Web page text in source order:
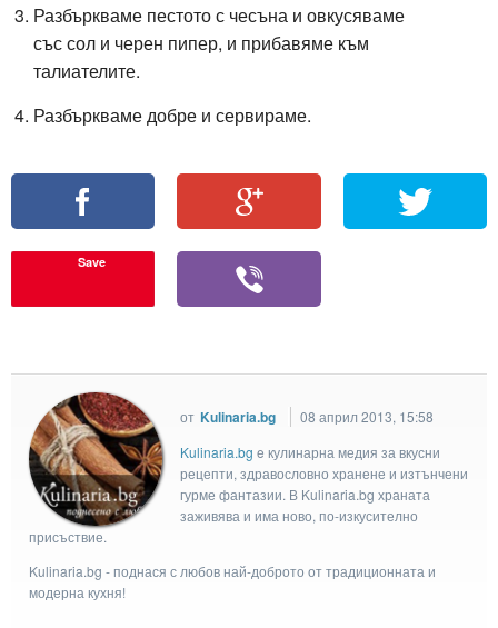
Разбъркваме пестото с чесъна и овкусяваме
със сол и черен пипер, и прибавяме към
талиателите.
Разбъркваме добре и сервираме.
Save
от Kulinaria.bg
08 април 2013, 15:58
Kulinaria.bg e кулинарна медия за вкусни
рецепти, здравословно хранене и изтънчени
гурме фантазии. В Kulinaria.bg храната
заживява и има ново, по-изкусително
присъствие.
Kulinaria.bg - поднася с любов най-доброто от традиционната и
модерна кухня!